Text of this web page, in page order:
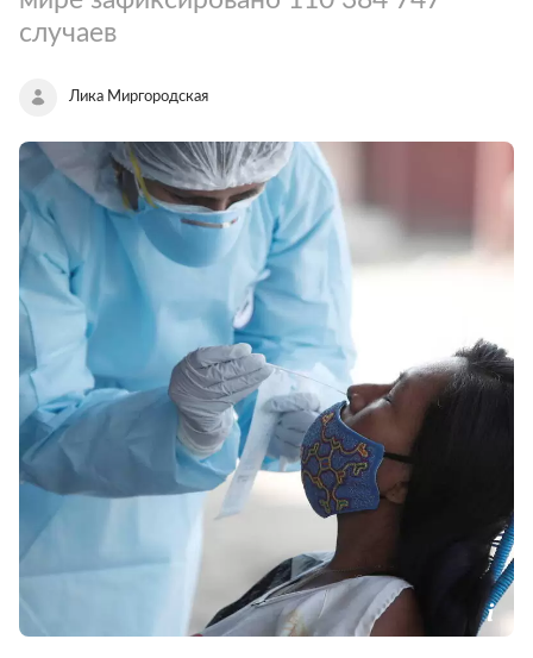
случаев
Лика Миргородская